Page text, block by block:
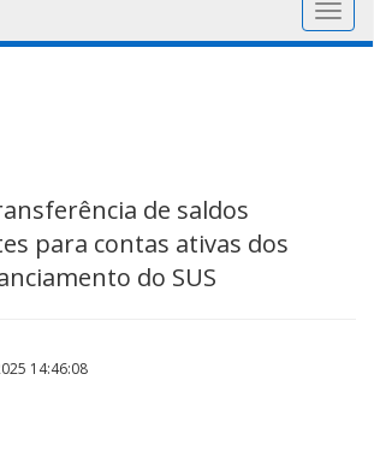
de saldos
para contas ativas dos
do SUS
14:46:08